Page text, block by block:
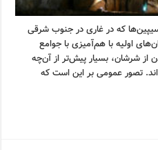
که در غاری در جنوب شرقی
اولیه با هم‌آمیزی با جوامع
از شرشان، بسیار پیش‌تر از آن‌چه
تصور عمومی بر این است که